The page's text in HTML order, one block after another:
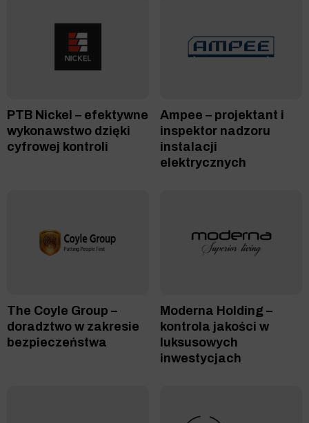
PTB Nickel – efektywne
wykonawstwo dzięki
cyfrowej kontroli
Ampee – projektant i
inspektor nadzoru
instalacji
elektrycznych
The Coyle Group –
doradztwo w zakresie
bezpieczeństwa
Moderna Holding –
kontrola jakości w
luksusowych
inwestycjach